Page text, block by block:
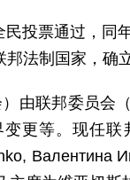
民投票通过，
法制国家，确
由联邦委员
更等。现任